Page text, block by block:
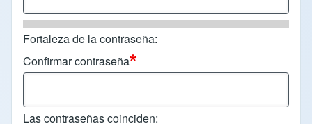
Fortaleza de la contraseña:
Confirmar contraseña
Las contraseñas coinciden: